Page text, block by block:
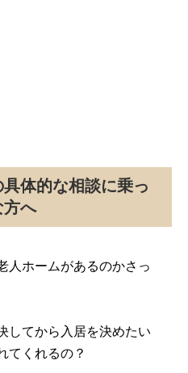
体的な相談に乗っ
へ
人ホームがあるのかさっ
してから入居を決めたい
てくれるの？